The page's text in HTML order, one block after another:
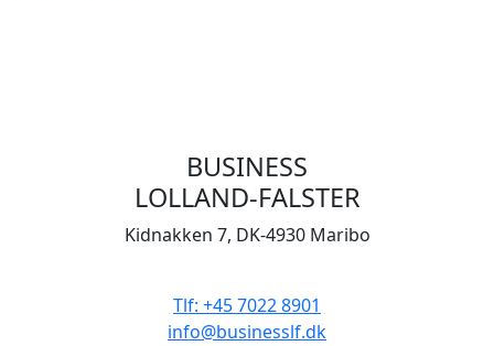
BUSINESS
LOLLAND-FALSTER
Kidnakken 7, DK-4930 Maribo
Tlf: +45 7022 8901
info@businesslf.dk